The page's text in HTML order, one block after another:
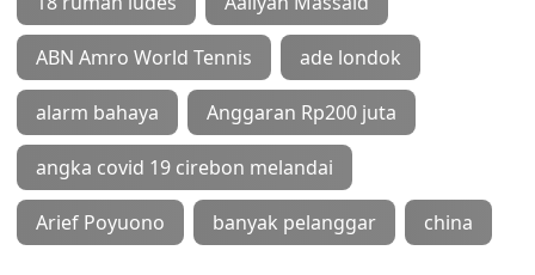
ABN Amro World Tennis ade londok
alarm bahaya Anggaran Rp200 juta
angka covid 19 cirebon melandai
Arief Poyuono banyak pelanggar china